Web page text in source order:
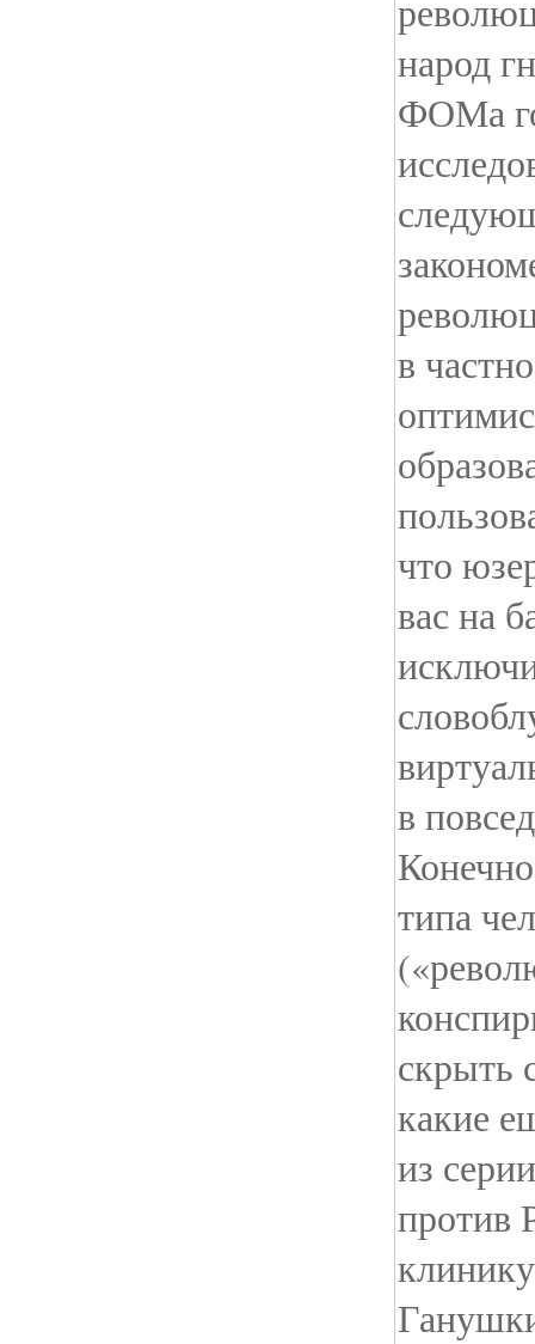
народ
ФОМа
в
что
вас на
в
типа
скрыть
какие
из
против